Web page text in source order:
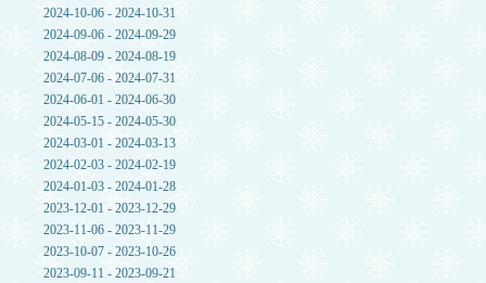
2024-10-06 - 2024-10-31
2024-09-06 - 2024-09-29
2024-08-09 - 2024-08-19
2024-07-06 - 2024-07-31
2024-06-01 - 2024-06-30
2024-05-15 - 2024-05-30
2024-03-01 - 2024-03-13
2024-02-03 - 2024-02-19
2024-01-03 - 2024-01-28
2023-12-01 - 2023-12-29
2023-11-06 - 2023-11-29
2023-10-07 - 2023-10-26
2023-09-11 - 2023-09-21